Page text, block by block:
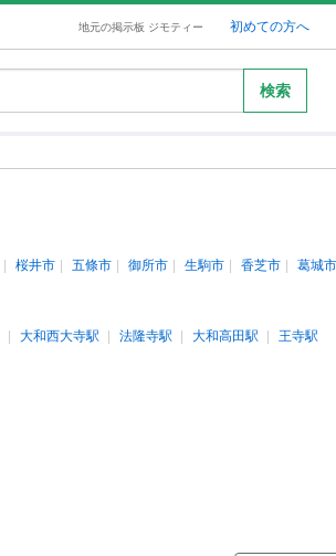
地元の掲示板 ジモティー 初めての方へ
検索
桜井市 五條市 御所市 生駒市 香芝市 葛城市
大和西大寺駅 法隆寺駅 大和高田駅
王寺駅